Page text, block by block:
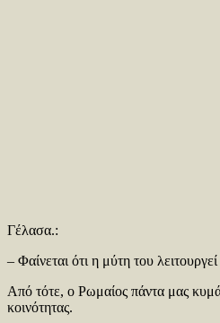
Γέλασα.:
– Φαίνεται ότι η μύτη του
Από τότε, ο Ρωμαίος πάντα μας
κοινότητας.